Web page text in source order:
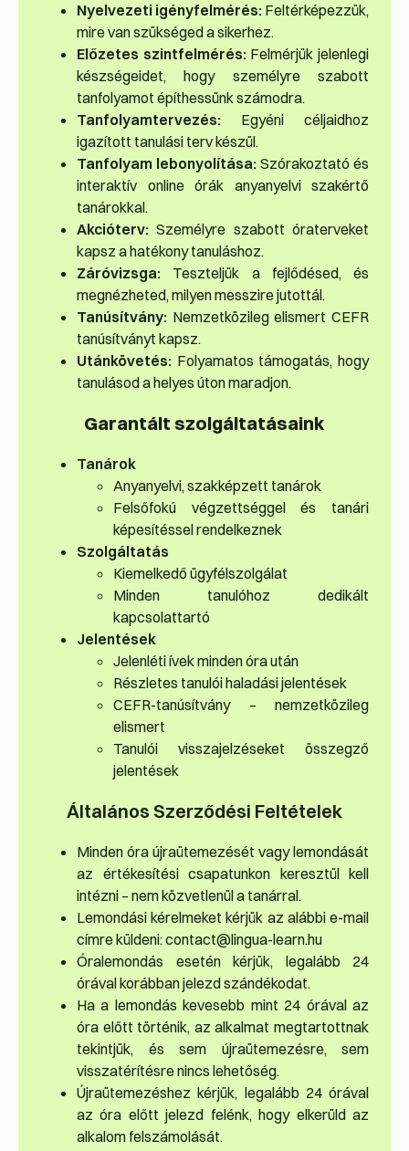
Nyelvezeti igényfelmérés: Feltérképezzük,
mire van szükséged a sikerhez.
Előzetes szintfelmérés:Felmérjük jelenlegi
készségeidet, hogy személyre szabott
tanfolyamot építhessünk számodra.
Tanfolyamtervezés: Egyéni céljaidhoz
igazított tanulási terv készül.
Tanfolyam lebonyolítása: Szórakoztató és
interaktív online órák anyanyelvi szakértő
tanárokkal.
Akcióterv: Személyre szabott óraterveket
kapsz a hatékony tanuláshoz.
Záróvizsga: Teszteljük a fejlődésed, és
megnézheted, milyen messzire jutottál.
Tanúsítvány: Nemzetközileg elismert CEFR
tanúsítványt kapsz.
Utánkövetés: Folyamatos támogatás, hogy
tanulásod a helyes úton maradjon.
Garantált szolgáltatásaink
Tanárok
Anyanyelvi, szakképzett tanárok
Felsőfokú végzettséggel és tanári
képesítéssel rendelkeznek
Szolgáltatás
Kiemelkedő ügyfélszolgálat
Minden tanulóhoz dedikált
kapcsolattartó
Jelentések
Jelenléti ívek minden óra után
Részletes tanulói haladási jelentések
CEFR-tanúsítvány – nemzetközileg
elismert
Tanulói visszajelzéseket összegző
jelentések
Általános Szerződési Feltételek
Minden óra újraütemezését vagy lemondását
az értékesítési csapatunkon keresztül kell
intézni – nem közvetlenül a tanárral.
Lemondási kérelmeket kérjük az alábbi e-mail
címre küldeni: contact@lingua-learn.hu
Órale­mondás esetén kérjük, legalább 24
órával korábban jelezd szándékodat.
Ha a lemondás kevesebb mint 24 órával az
óra előtt történik, az alkalmat megtartottnak
tekintjük, és sem újraütemezésre, sem
visszatérítésre nincs lehetőség.
Újraütemezéshez kérjük, legalább 24 órával
az óra előtt jelezd felénk, hogy elkerüld az
alkalom felszámolását.